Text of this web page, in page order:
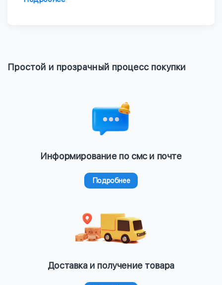
Простой и прозрачный процесс покупки
Информирование по смс и почте
Подробнее
Доставка и получение товара